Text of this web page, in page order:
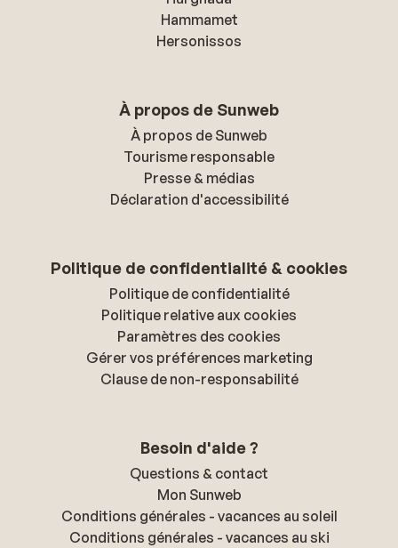
Hammamet
Hersonissos
À propos de Sunweb
À propos de Sunweb
Tourisme responsable
Presse & médias
Déclaration d'accessibilité
Politique de confidentialité & cookies
Politique de confidentialité
Politique relative aux cookies
Paramètres des cookies
Gérer vos préférences marketing
Clause de non-responsabilité
Besoin d'aide ?
Questions & contact
Mon Sunweb
Conditions générales - vacances au soleil
Conditions générales - vacances au ski